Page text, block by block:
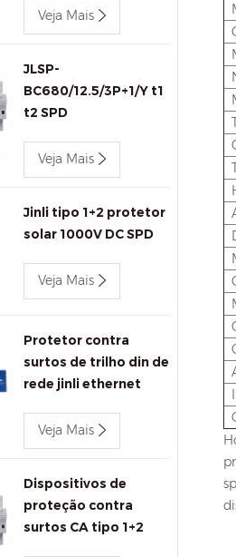
GA440/80/4P
Veja Mais
JLSP-
BC680/12.5/3P+1/Y t1
t2 SPD
Veja Mais
Jinli tipo 1+2 protetor
solar 1000V DC SPD
Veja Mais
Protetor contra
surtos de trilho din de
rede jinli ethernet
Veja Mais
Dispositivos de
proteção contra
surtos CA tipo 1+2